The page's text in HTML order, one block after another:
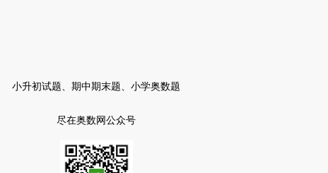
小升初试题、期中期末题、小学奥数题
尽在奥数网公众号